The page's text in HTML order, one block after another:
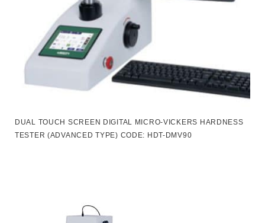
DUAL TOUCH SCREEN DIGITAL MICRO-VICKERS HARDNESS
TESTER (ADVANCED TYPE) CODE: HDT-DMV90